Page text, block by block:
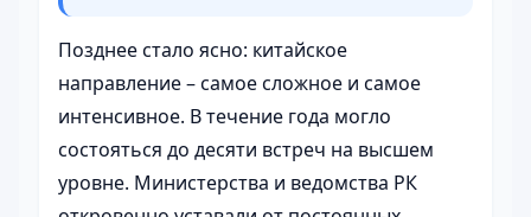
Позднее стало ясно: китайское
направление – самое сложное и самое
интенсивное. В течение года могло
состояться до десяти встреч на высшем
уровне. Министерства и ведомства РК